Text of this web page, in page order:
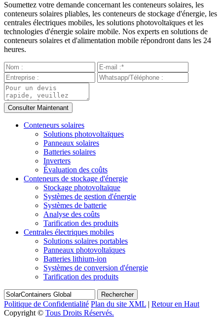
Soumettez votre demande concernant les conteneurs solaires, les
conteneurs solaires pliables, les conteneurs de stockage d'énergie, les
centrales électriques mobiles, les solutions photovoltaïques et les
technologies d'énergie solaire mobile. Nos experts en solutions de
conteneurs solaires et d'alimentation mobile répondront dans les 24
heures.
Conteneurs solaires
Solutions photovoltaïques
Panneaux solaires
Batteries solaires
Inverters
Évaluation des coûts
Conteneurs de stockage d'énergie
Stockage photovoltaïque
Systèmes de gestion d'énergie
Systèmes de batterie
Analyse des coûts
Tarification des produits
Centrales électriques mobiles
Solutions solaires portables
Panneaux photovoltaïques
Batteries lithium-ion
Systèmes de conversion d'énergie
Tarification des produits
Rechercher
Politique de Confidentialité Plan du site XML | Retour en Haut
Copyright © Tous Droits Réservés.